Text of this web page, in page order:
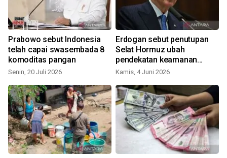
Prabowo sebut Indonesia
telah capai swasembada 8
komoditas pangan
Senin, 20 Juli 2026
Erdogan sebut penutupan
Selat Hormuz ubah
pendekatan keamanan
energi
Kamis, 4 Juni 2026